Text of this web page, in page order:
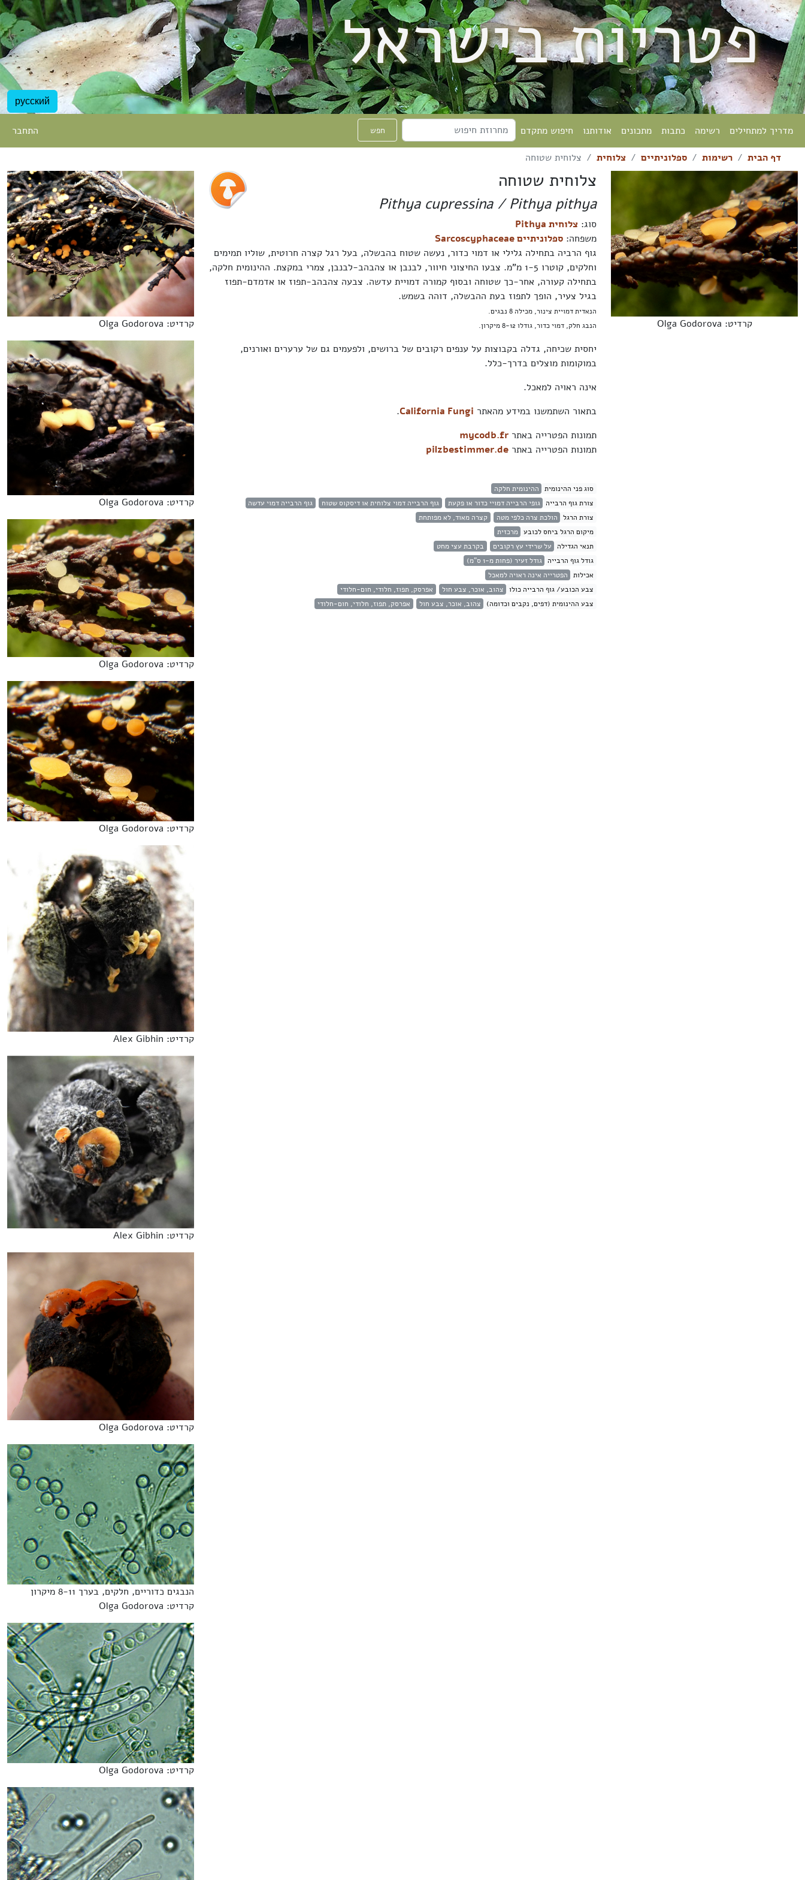
פטריות בישראל
русский
מדריך למתחילים רשימה כתבות מתכונים אודותנו חיפוש מתקדם חפש התחבר
דף הבית רשימות ספלוניתיים צלוחית צלוחית שטוחה
קרדיט: Olga Godorova
צלוחית שטוחה
Pithya cupressina / Pithya pithya
סוג: צלוחית Pithya
משפחה: ספלוניתיים Sarcoscyphaceae
גוף הרביה בתחילה גלילי או דמוי כדור, נעשה שטוח בהבשלה, בעל רגל קצרה חרוטית, שוליו תמימים
וחלקים, קוטרו 1-5 מ"מ. צבעו החיצוני חיוור, לבנבן או צהבהב-לבנבן, צמרי במקצת. ההינומית חלקה,
בתחילה קעורה, אחר-כך שטוחה ובסוף קמורה דמויית עדשה. צבעה צהבהב-תפוז או אדמדם-תפוז
בגיל צעיר, הופך לתפוז בעת ההבשלה, דוהה בשמש.
הנאדית דמויית צינור, מכילה 8 נבגים
.
הנבג חלק, דמוי כדור, גודלו 8-12מיקרון.
יחסית שכיחה, גדלה בקבוצות על ענפים רקובים של ברושים, ולפעמים גם של ערערים ואורנים,
במוקומות מוצלים בדרך-כלל.
אינה ראויה למאכל.
בתאור השתמשנו במידע מהאתר California Fungi
.
תמונות הפטרייה באתר mycodb.fr
תמונות הפטרייה באתר pilzbestimmer.de
סוג פני ההינומית
ההינומית חלקה
צורת גוף הרבייה
גופי הרבייה דמויי כדור או פקעת גוף הרבייה דמוי צלוחית או דיסקוס שטוח
גוף הרבייה דמוי עדשה
צורת הרגל
הולכת צרה כלפי מטה
קצרה מאוד, לא מפותחת
מיקום הרגל ביחס לכובע מרכזית
תנאי הגדילה
על שרידי עץ רקובים
בקרבת עצי מחט
גודל גוף הרבייה
גודל זעיר (פחות מ-1 ס"מ)
אכילות
הפטרייה אינה ראויה למאכל
צבע הכובע/ גוף הרבייה כולו
צהוב, אוכר, צבע חול
אפרסק, תפוז, חלודי, חום-חלודי
צבע ההינומית (דפים, נקבים וכדומה)
צהוב, אוכר, צבע חול אפרסק, תפוז, חלודי, חום-חלודי
קרדיט: Olga Godorova
קרדיט: Olga Godorova
קרדיט: Olga Godorova
קרדיט: Olga Godorova
קרדיט: Alex Gibhin
קרדיט: Alex Gibhin
קרדיט: Olga Godorova
הנבגים כדוריים, חלקים, בערך 8-11 מיקרון
קרדיט: Olga Godorova
קרדיט: Olga Godorova